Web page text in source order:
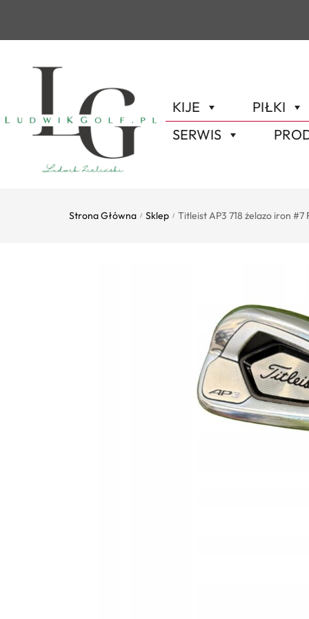
KIJE
PIŁKI
SERWIS
Strona Główna / Sklep / Titleist AP3 718 żelazo iron #7